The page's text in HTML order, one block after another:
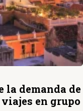
la demanda de
en grupo